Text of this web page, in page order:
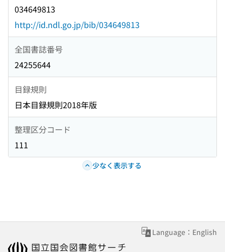
034649813
http://id.ndl.go.jp/bib/034649813
全国書誌番号
24255644
目録規則
日本目録規則2018年版
整理区分コード
111
少なく表示する
Language：English